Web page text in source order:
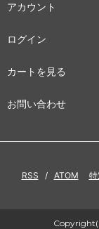
アカウント
ログイン
カートを見る
お問い合わせ
RSS / ATOM